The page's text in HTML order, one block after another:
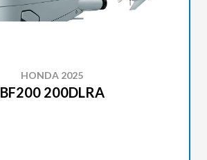
HONDA 2025
BF200 200DLRA